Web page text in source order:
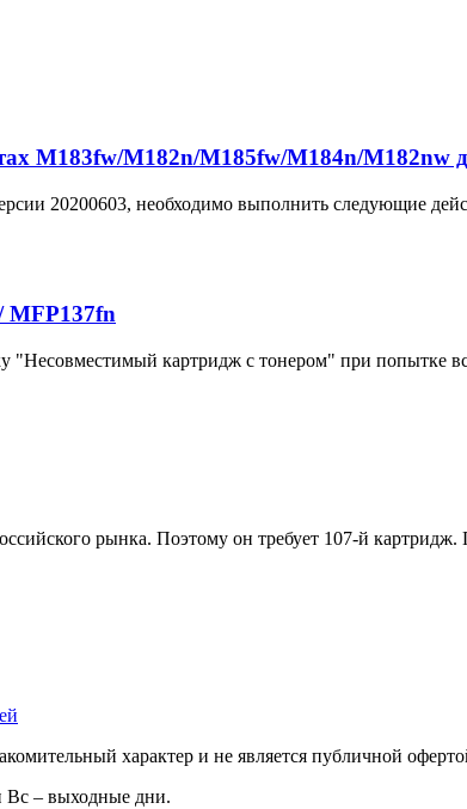
M183fw/M182n/M185fw/M184n/M182nw
20200603, необходимо выполнить следующие
MFP137fn
картридж с тонером" при попытке
рынка. Поэтому он требует 107-й
характер и не является публичной
Вс – выходные дни.